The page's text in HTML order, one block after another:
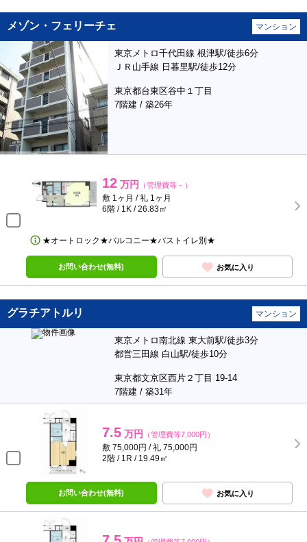
メゾン・フェリーチェ マンション
東京メトロ千代田線 根津駅/徒歩6分
ＪＲ山手線 日暮里駅/徒歩12分
東京都台東区谷中１丁目
7階建 / 築26年
12 万円 （管理費等－）
敷 1ヶ月 / 礼 1ヶ月
6階 / 1K / 26.83㎡
★オートロック★バルコニー★バストイレ別★
お問い合わせ(無料) お気に入り
グラチアトルリ マンション
東京メトロ南北線 東大前駅/徒歩3分
都営三田線 白山駅/徒歩10分
東京都文京区西片２丁目 19-14
7階建 / 築31年
7.5 万円 （管理費等7,000円）
敷 75,000円 / 礼 75,000円
2階 / 1R / 19.49㎡
お問い合わせ(無料) お気に入り